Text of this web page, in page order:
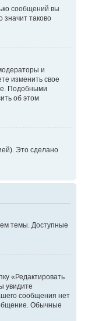
сообщений вы
значит таково
и
изменить свое
Подобными
об этом
Это сделано
темы. Доступные
«Редактировать
увидите
сообщения нет
Обычные